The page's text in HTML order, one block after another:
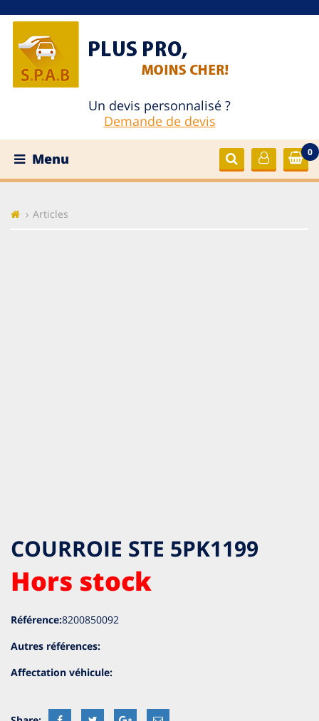
Un devis personnalisé ?
Demande de devis
0
Menu
Articles
COURROIE STE 5PK1199
Hors stock
Référence:8200850092
Autres références:
Affectation véhicule: